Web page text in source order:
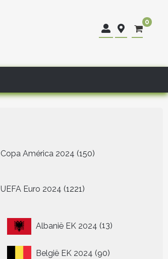
0
Copa América 2024 150
producten
UEFA Euro 2024 1221
producten
Albanië EK 2024 1313
België EK 2024 9090